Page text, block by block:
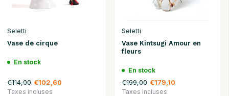
Seletti
Vase de cirque
En stock
€114,00 €102,60
Taxes incluses
Seletti
Vase Kintsugi Amour en
fleurs
En stock
€199,00 €179,10
Taxes incluses